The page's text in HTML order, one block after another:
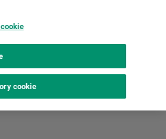
cookie